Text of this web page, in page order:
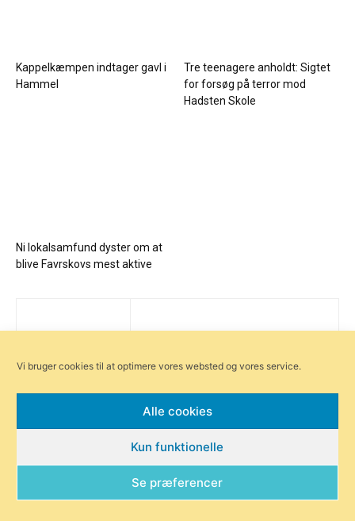
Kappelkæmpen indtager gavl i
Hammel
Tre teenagere anholdt: Sigtet
for forsøg på terror mod
Hadsten Skole
Ni lokalsamfund dyster om at
blive Favrskovs mest aktive
Vi bruger cookies til at optimere vores websted og vores service.
Alle cookies
Kun funktionelle
Se præferencer